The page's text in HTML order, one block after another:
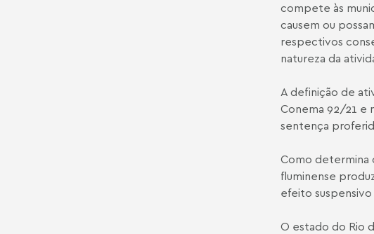
compete às
causem ou
respectivos
natureza da
A definição de
Conema 92/21 e
sentença
Como determina
fluminense
efeito
O estado do Rio